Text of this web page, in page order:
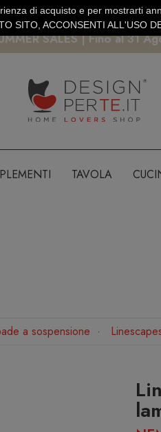
PAGAMENTO SICURO PAYPAL · CARTA
SALES | Fino al 31
TAVOLA
a sospensione
di acquisto e per mostrarti
SITO, ACCONSENTI ALL'USO